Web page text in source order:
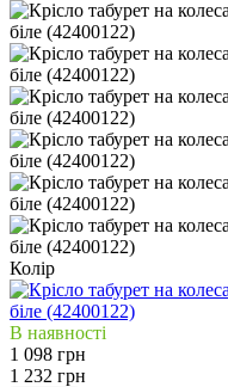
Колір
В наявності
1 098 грн
1 232 грн